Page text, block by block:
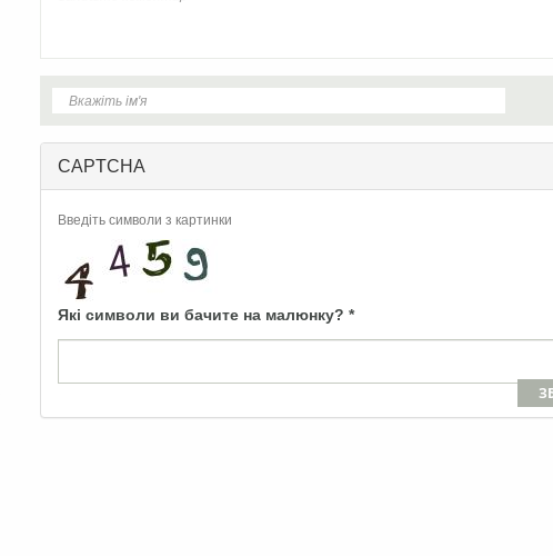
CAPTCHA
Введіть символи з картинки
Які символи ви бачите на малюнку? *